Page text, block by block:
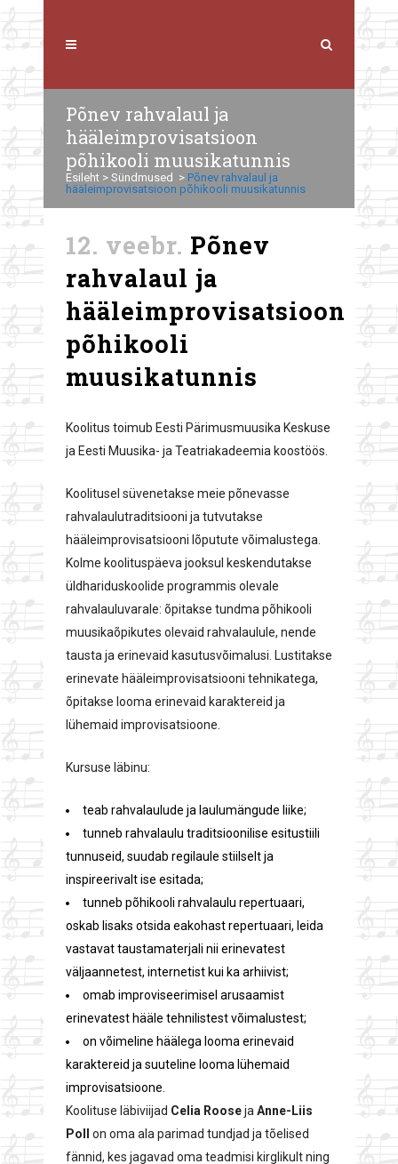
Põnev rahvalaul ja
hääleimprovisatsioon
põhikooli muusikatunnis
Esileht > Sündmused > Põnev rahvalaul ja
hääleimprovisatsioon põhikooli muusikatunnis
12. veebr. Põnev
rahvalaul ja
hääleimprovisatsioon
põhikooli
muusikatunnis
Koolitus toimub Eesti Pärimusmuusika Keskuse
ja Eesti Muusika- ja Teatriakadeemia koostöös.
Koolitusel süvenetakse meie põnevasse
rahvalaulutraditsiooni ja tutvutakse
hääleimprovisatsiooni lõputute võimalustega.
Kolme koolituspäeva jooksul keskendutakse
üldhariduskoolide programmis olevale
rahvalauluvarale: õpitakse tundma põhikooli
muusikaõpikutes olevaid rahvalaulule, nende
tausta ja erinevaid kasutusvõimalusi. Lustitakse
erinevate hääleimprovisatsiooni tehnikatega,
õpitakse looma erinevaid karaktereid ja
lühemaid improvisatsioone.
Kursuse läbinu:
teab rahvalaulude ja laulumängude liike;
tunneb rahvalaulu traditsioonilise esitustiili
tunnuseid, suudab regilaule stiilselt ja
inspireerivalt ise esitada;
tunneb põhikooli rahvalaulu repertuaari,
oskab lisaks otsida eakohast repertuaari, leida
vastavat taustamaterjali nii erinevatest
väljaannetest, internetist kui ka arhiivist;
omab improviseerimisel arusaamist
erinevatest hääle tehnilistest võimalustest;
on võimeline häälega looma erinevaid
karaktereid ja suuteline looma lühemaid
improvisatsioone.
Koolituse läbiviijad Celia Rooseja Anne-Liis
Poll
on oma ala parimad tundjad ja tõelised
fännid, kes jagavad oma teadmisi kirglikult ning